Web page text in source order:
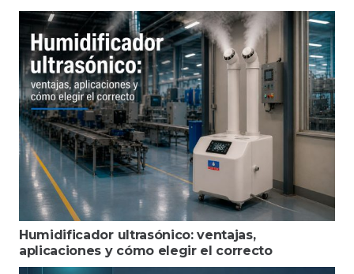
Humidificador ultrasónico: ventajas,
aplicaciones y cómo elegir el correcto